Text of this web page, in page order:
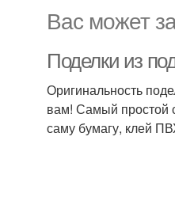
Вас может
Поделки из
Оригинальность
вам! Самый простой
саму бумагу, клей